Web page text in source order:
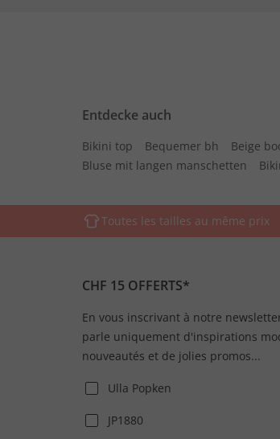
Entdecke auch
Bikini top Bequemer bh Beige
Bluse mit langen manschetten
Toutes les tailles au même prix
CHF 15 OFFERTS*
En vous inscrivant à notre
parle uniquement d'inspirations
nouveautés et de jolies promos...
Ulla Popken
JP1880